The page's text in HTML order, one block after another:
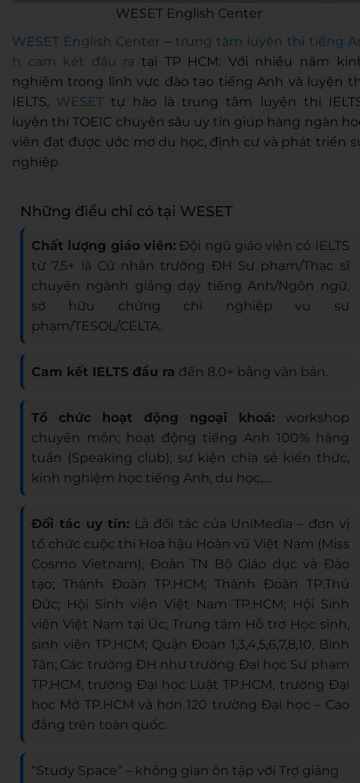
WESET English Center
WESET English Center – trung tâm luyện thi tiếng
h cam kết đầu ra tại TP HCM. Với nhiều năm
nghiệm trong lĩnh vực đào tạo tiếng Anh và luyện
IELTS, WESET tự hào là trung tâm luyện thi
luyện thi TOEIC chuyên sâu uy tín giúp hàng ngàn
viên đạt được ước mơ du học, định cư và phát triển
nghiệp
Những điều chỉ có tại WESET
Chất lượng giáo viên:Đội ngũ giáo viên có IELTS
từ 7.5+ là Cử nhân trường ĐH Sư phạm/Thạc sĩ
chuyên ngành giảng dạy tiếng Anh/Ngôn ngữ,
sở hữu chứng chỉ nghiệp vụ sư
phạm/TESOL/CELTA.
Cam kết IELTS đầu ra đến 8.0+ bằng văn bản.
Tổ chức hoạt động ngoại khoá:workshop
chuyên môn; hoạt động tiếng Anh 100% hàng
tuần (Speaking club); sự kiện chia sẻ kiến thức,
kinh nghiệm học tiếng Anh, du học,…
Đối tác uy tín: Là đối tác của UniMedia – đơn vị
tổ chức cuộc thi Hoa hậu Hoàn vũ Việt Nam (Miss
Cosmo Vietnam), Đoàn TN Bộ Giáo dục và Đào
tạo; Thành Đoàn TP.HCM; Thành Đoàn TP.Thủ
Đức; Hội Sinh viên Việt Nam TP.HCM; Hội Sinh
viên Việt Nam tại Úc; Trung tâm Hỗ trợ Học sinh,
sinh viên TP.HCM; Quận Đoàn 1,3,4,5,6,7,8,10, Bình
Tân; Các trường ĐH như trường Đại học Sư phạm
TP.HCM, trường Đại học Luật TP.HCM, trường Đại
học Mở TP.HCM và hơn 120 trường Đại học – Cao
đẳng trên toàn quốc.
“Study Space” – không gian ôn tập với Trợ giảng